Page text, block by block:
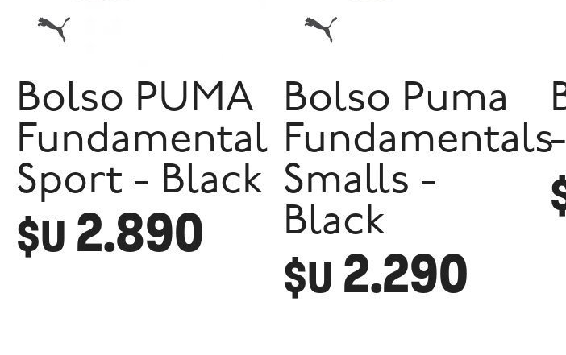
Bolso PUMA
Fundamental
Sport - Black
$U 2.890
Bolso Puma
Fundamentals
Smalls -
Black
$U 2.290